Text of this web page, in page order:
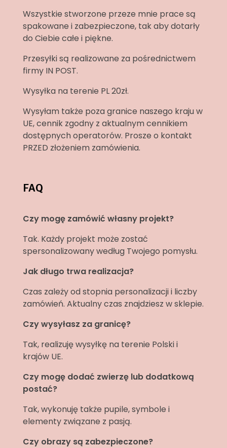
Wszystkie stworzone przeze mnie prace są
spakowane i zabezpieczone, tak aby dotarły
do Ciebie całe i piękne.
Przesyłki są realizowane za pośrednictwem
firmy IN POST.
Wysyłka na terenie PL 20zł.
Wysyłam także poza granice naszego kraju w
UE, cennik zgodny z aktualnym cennikiem
dostępnych operatorów. Prosze o kontakt
PRZED złożeniem zamówienia.
FAQ
Czy mogę zamówić własny projekt?
Tak. Każdy projekt może zostać
spersonalizowany według Twojego pomysłu.
Jak długo trwa realizacja?
Czas zależy od stopnia personalizacji i liczby
zamówień. Aktualny czas znajdziesz w sklepie.
Czy wysyłasz za granicę?
Tak, realizuję wysyłkę na terenie Polski i
krajów UE.
Czy mogę dodać zwierzę lub dodatkową
postać?
Tak, wykonuję także pupile, symbole i
elementy związane z pasją.
Czy obrazy są zabezpieczone?